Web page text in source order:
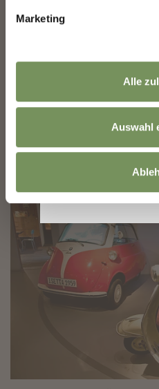
Marketing
Alle
Auswahl
Sie gelten als eines der schönsten
entführen euch auf eine ...
www.trauttmansdorff.it